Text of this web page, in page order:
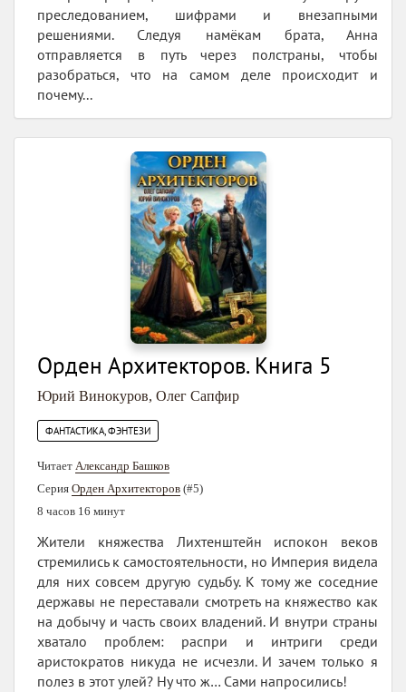
преследованием, шифрами и внезапными
решениями. Следуя намёкам брата, Анна
отправляется в путь через полстраны, чтобы
разобраться, что на самом деле происходит и
почему...
Орден Архитекторов. Книга 5
Юрий Винокуров, Олег Сапфир
ФАНТАСТИКА, ФЭНТЕЗИ
Читает Александр Башков
Серия Орден Архитекторов (#5)
8 часов 16 минут
Жители княжества Лихтенштейн испокон веков
стремились к самостоятельности, но Империя видела
для них совсем другую судьбу. К тому же соседние
державы не переставали смотреть на княжество как
на добычу и часть своих владений. И внутри страны
хватало проблем: распри и интриги среди
аристократов никуда не исчезли. И зачем только я
полез в этот улей? Ну что ж… Сами напросились!